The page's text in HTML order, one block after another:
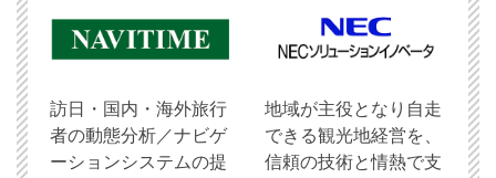
訪日・国内・海外旅行
者の動態分析／ナビゲ
ーションシステムの提
地域が主役となり自走
できる観光地経営を、
信頼の技術と情熱で支